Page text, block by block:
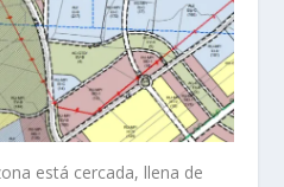
está cercada, llena de